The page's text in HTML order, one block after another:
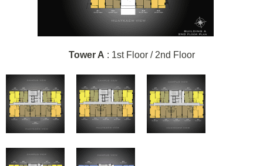
Tower A : 1st Floor / 2nd Floor